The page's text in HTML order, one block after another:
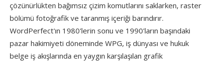
çözünürlükten bağımsız çizim komutlarını saklarken, raster
bölümü fotoğrafik ve taranmış içeriği barındırır.
WordPerfect'ın 1980'lerin sonu ve 1990'ların başındaki
pazar hakimiyeti döneminde WPG, iş dünyası ve hukuk
belge iş akışlarında en yaygın karşılaşılan grafik